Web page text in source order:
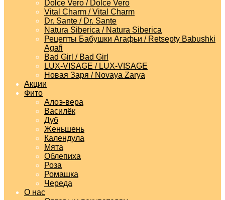
Dolce Vero / Dolce Vero
Vital Charm / Vital Charm
Dr. Sante / Dr. Sante
Natura Siberica / Natura Siberica
Рецепты Бабушки Агафьи / Retsepty Babushki
Agafi
Bad Girl / Bad Girl
LUX-VISAGE / LUX-VISAGE
Новая Заря / Novaya Zarya
Акции
Фито
Алоэ-вера
Василёк
Дуб
Женьшень
Календула
Мята
Облепиха
Роза
Ромашка
Череда
О нас